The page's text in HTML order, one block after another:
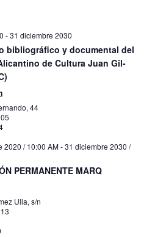
-31 diciembre 2030
bibliográfico y documental del
de Cultura Juan Gil-
44
2020 / 10:00 AM-31 diciembre 2030 /
PERMANENTE MARQ
Ulla, s/n